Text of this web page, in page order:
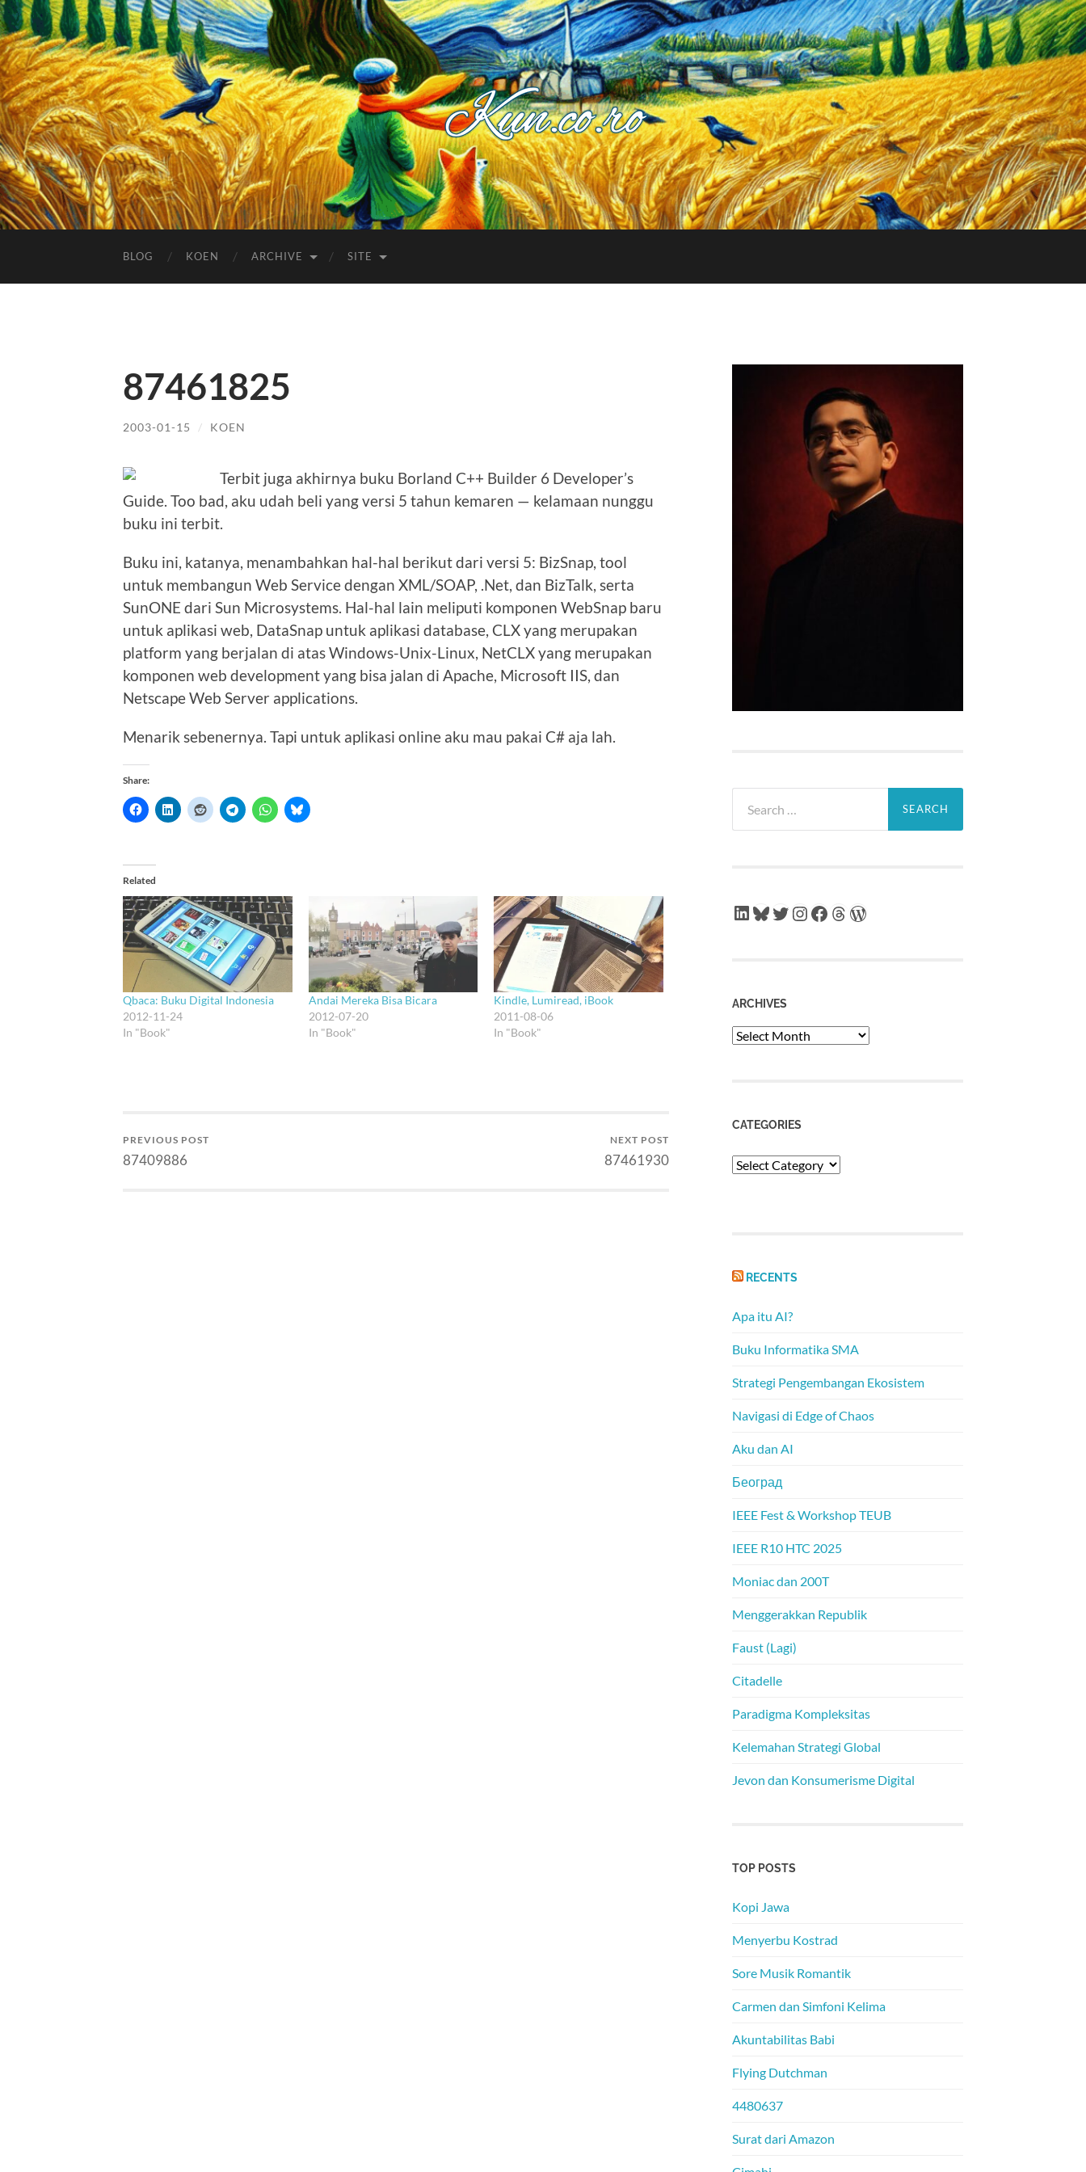
Kuncoro++
BLOG KOEN ARCHIVE SITE
87461825
2003-01-15 / KOEN
Terbit juga akhirnya buku Borland C++ Builder 6 Developer’s
Guide. Too bad, aku udah beli yang versi 5 tahun kemaren — kelamaan nunggu
buku ini terbit.
Buku ini, katanya, menambahkan hal-hal berikut dari versi 5: BizSnap, tool
untuk membangun Web Service dengan XML/SOAP, .Net, dan BizTalk, serta
SunONE dari Sun Microsystems. Hal-hal lain meliputi komponen WebSnap baru
untuk aplikasi web, DataSnap untuk aplikasi database, CLX yang merupakan
platform yang berjalan di atas Windows-Unix-Linux, NetCLX yang merupakan
komponen web development yang bisa jalan di Apache, Microsoft IIS, dan
Netscape Web Server applications.
Menarik sebenernya. Tapi untuk aplikasi online aku mau pakai C# aja lah.
Share:
Related
Qbaca: Buku Digital Indonesia
2012-11-24
In "Book"
Andai Mereka Bisa Bicara
2012-07-20
In "Book"
Kindle, Lumiread, iBook
2011-08-06
In "Book"
PREVIOUS POST
87409886
NEXT POST
87461930
for:
LinkedIn
Bluesky
Twitter
Instagram
Facebook
Threads
WordPress
ARCHIVES
Archives
CATEGORIES
Categories
RECENTS
Apa itu AI?
Buku Informatika SMA
Strategi Pengembangan Ekosistem
Navigasi di Edge of Chaos
Aku dan AI
Београд
IEEE Fest & Workshop TEUB
IEEE R10 HTC 2025
Moniac dan 200T
Menggerakkan Republik
Faust (Lagi)
Citadelle
Paradigma Kompleksitas
Kelemahan Strategi Global
Jevon dan Konsumerisme Digital
TOP POSTS
Kopi Jawa
Menyerbu Kostrad
Sore Musik Romantik
Carmen dan Simfoni Kelima
Akuntabilitas Babi
Flying Dutchman
4480637
Surat dari Amazon